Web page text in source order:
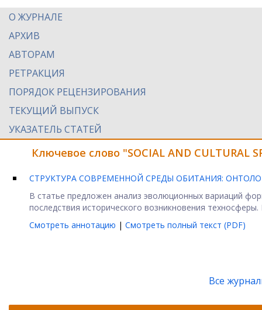
О ЖУРНАЛЕ
АРХИВ
АВТОРАМ
РЕТРАКЦИЯ
ПОРЯДОК РЕЦЕНЗИРОВАНИЯ
ТЕКУЩИЙ ВЫПУСК
УКАЗАТЕЛЬ СТАТЕЙ
Ключевое слово "SOCIAL AND CULTURAL
СТРУКТУРА СОВРЕМЕННОЙ СРЕДЫ ОБИТАНИЯ:
В статье предложен анализ эволюционных вариаций
последствия исторического возникновения
Смотреть аннотацию | Смотреть полный текст (PDF)
Все